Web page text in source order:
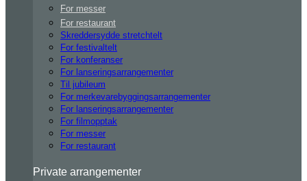
For messer
For restaurant
Skreddersydde stretchtelt
For festivaltelt
For konferanser
For lanseringsarrangementer
Til jubileum
For merkevarebyggingsarrangementer
For lanseringsarrangementer
For filmopptak
For messer
For restaurant
Private arrangementer